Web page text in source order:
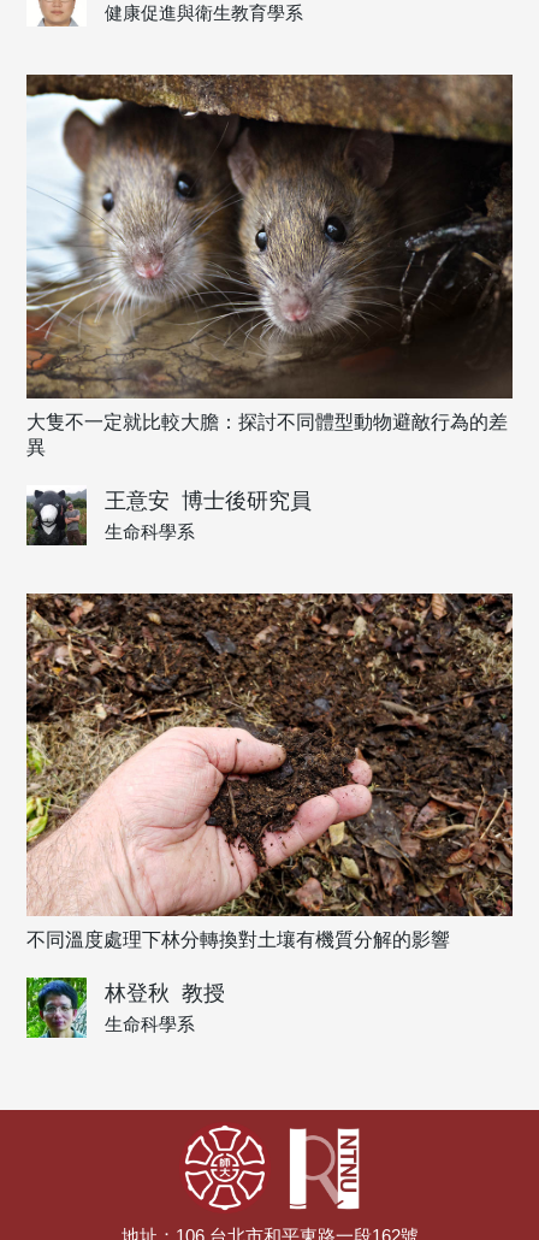
健康促進與衛生教育學系
大隻不一定就比較大膽：探討不同體型動物避敵行為的差
異
王意安 博士後研究員
生命科學系
不同溫度處理下林分轉換對土壤有機質分解的影響
林登秋 教授
生命科學系